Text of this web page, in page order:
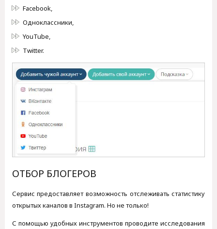
Facebook,
Одноклассники,
YouTube,
Twitter.
ОТБОР БЛОГЕРОВ
Сервис предоставляет возможность отслеживать статистику
открытых каналов в Instagram. Но не только!
С помощью удобных инструментов проводите исследования